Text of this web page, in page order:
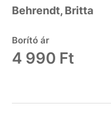
Behrendt, Britta
Borító ár
4 990 Ft